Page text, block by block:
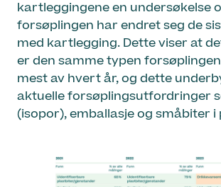
kartleggingene en undersøkelse
forsøplingen har endret seg de
med kartlegging. Dette viser at
er den samme typen
mest av hvert år, og dette
aktuelle forsøplingsutfordringer
(isopor), emballasje og småbiter i